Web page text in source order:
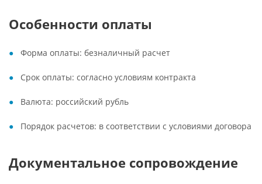
Особенности оплаты
Форма оплаты: безналичный расчет
Срок оплаты: согласно условиям контракта
Валюта: российский рубль
Порядок расчетов: в соответствии с условиями договора
Документальное сопровождение